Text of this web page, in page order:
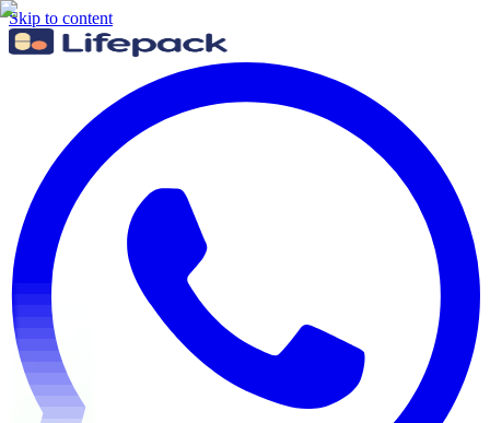
Skip to content